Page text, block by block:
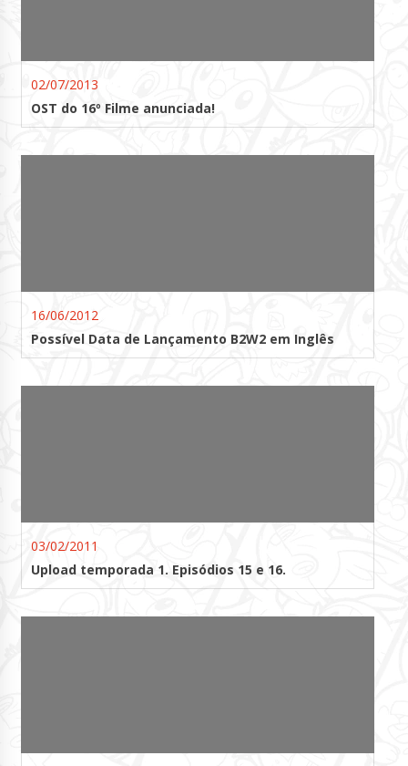
02/07/2013
OST do 16º Filme anunciada!
16/06/2012
Possível Data de Lançamento B2W2 em Inglês
03/02/2011
Upload temporada 1. Episódios 15 e 16.